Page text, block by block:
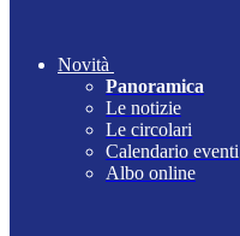
Novità
Panoramica
Le notizie
Le circolari
Calendario eventi
Albo online